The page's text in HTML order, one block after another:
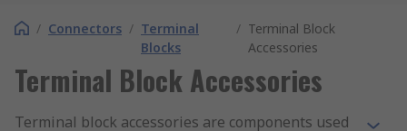
/ Connectors / Terminal
Blocks
/ Terminal Block
Accessories
Terminal Block Accessories
Terminal block accessories are components used